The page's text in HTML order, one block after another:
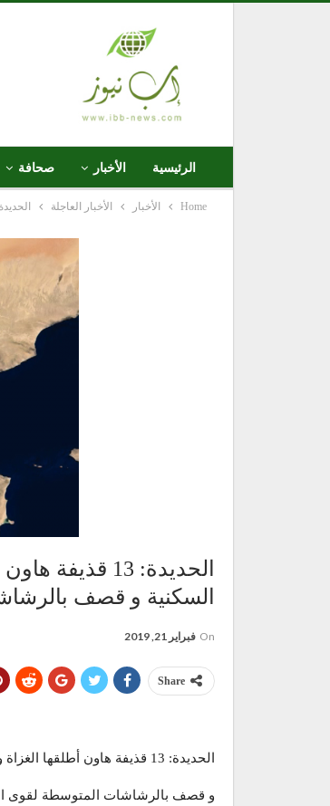
الرئيسية الأخبار صحافة
Home الأخبار الأخبار العاجلة الحديدة: 13 قذيفة هاون أطلقها الغزاة والمرتزقة على منطقة 7يوليو السكنية و قصف بالرشاشات المتوسطة
السكنية و قصف
On فبراير 21, 2019
Share
الحديدة: 13 قذيفة هاون أطلقها الغزاة والمرتزقة على منطقة 7يوليو السكنية
و قصف بالرشاشات المتوسطة لقوى